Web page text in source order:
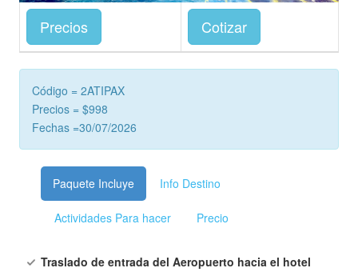
Precios Cotizar
Código = 2ATIPAX
Precios = $998
Fechas =30/07/2026
Paquete Incluye Info Destino
Actividades Para hacer Precio
Traslado de entrada del Aeropuerto hacia el hotel